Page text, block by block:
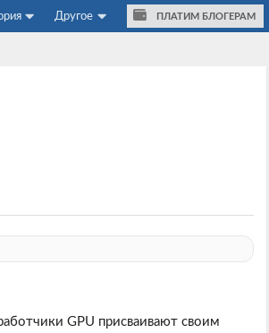
Другое ПЛАТИМ БЛОГЕРАМ
GPU присваивают своим